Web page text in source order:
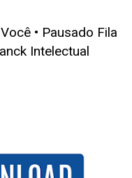
• Pausado Fila
Intelectual